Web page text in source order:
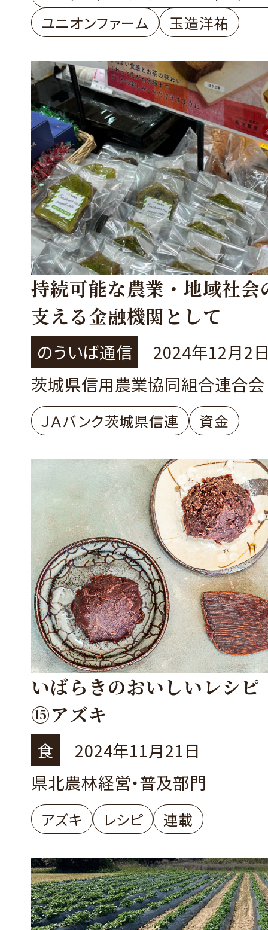
ユニオンファーム
玉造洋祐
持続可能な農業・地域社会
支える金融機関として
のういば通信
2024年12月2
茨城県信用農業協同組合連合会
ＪＡバンク茨城県信連 資金
いばらきのおいしいレシピ
⑮アズキ
食
2024年11月21日
県北農林経営・普及部門
アズキ レシピ 連載